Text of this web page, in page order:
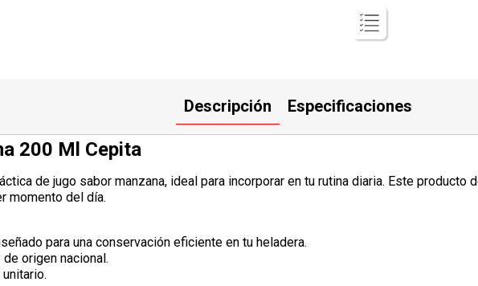
Descripción Especificaciones
200 Ml Cepita
de jugo sabor manzana, ideal para incorporar en tu rutina diaria. Este
momento del día.
para una conservación eficiente en tu heladera.
origen nacional.